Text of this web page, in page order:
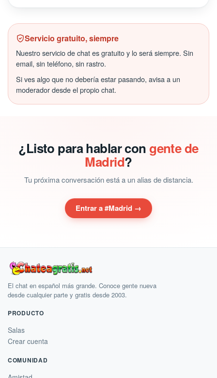
Servicio gratuito, siempre
Nuestro servicio de chat es gratuito y lo será siempre. Sin
email, sin teléfono, sin rastro.
Si ves algo que no debería estar pasando, avisa a un
moderador desde el propio chat.
¿Listo para hablar con gente de
Madrid?
Tu próxima conversación está a un alias de distancia.
Entrar a #Madrid →
El chat en español más grande. Conoce gente nueva
desde cualquier parte y gratis desde 2003.
PRODUCTO
Salas
Crear cuenta
COMUNIDAD